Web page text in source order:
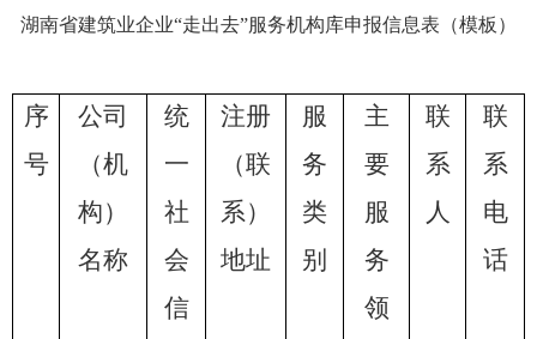
湖南省建筑业企业“走出去”服务机构库申报信息表（模板）
序
号
公司
（机
构）
名称
统
一
社
会
信
注册
（联
系）
地址
服
务
类
别
主
要
服
务
领
联
系
人
联
系
电
话